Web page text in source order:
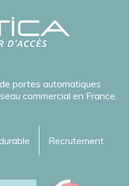
portes automatiques
commercial en France.
Recrutement